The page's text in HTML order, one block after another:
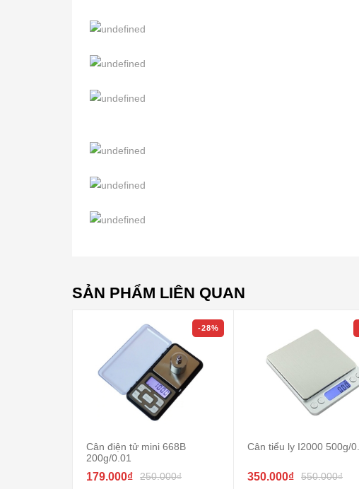
SẢN PHẨM LIÊN QUAN
-28%
Cân điện tử mini 668B
200g/0.01
179.000₫ 250.000₫
Cân tiểu ly I2000 500g/
350.000₫ 550.000₫